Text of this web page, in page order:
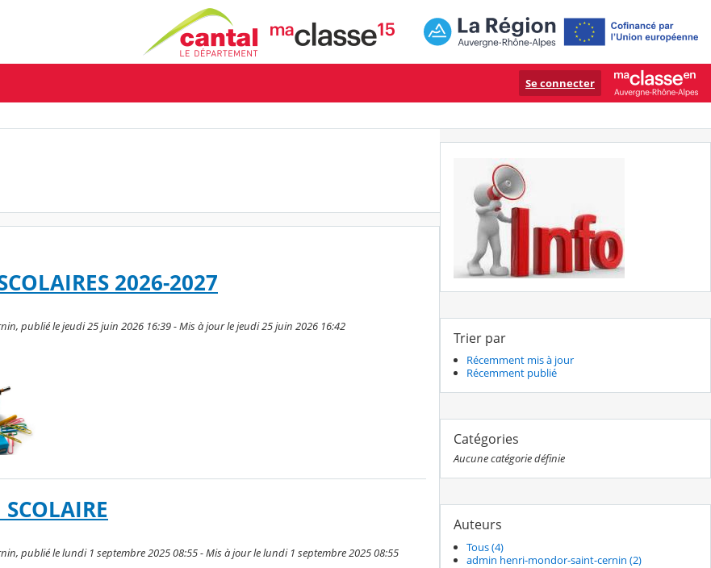
Se connecter
2026-2027
publié le jeudi 25 juin 2026 16:39 - Mis à jour le jeudi 25 juin 2026 16:42
publié le lundi 1 septembre 2025 08:55 - Mis à jour le lundi 1 septembre 2025 08:55
Trier par
Récemment mis à jour
Récemment publié
Catégories
Aucune catégorie définie
Auteurs
Tous (4)
admin henri-mondor-saint-cernin (2)